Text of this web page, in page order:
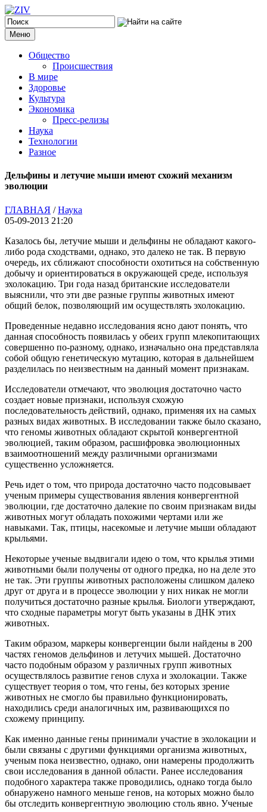
Меню
Общество
Происшествия
В мире
Здоровье
Культура
Экономика
Пресс-релизы
Наука
Технологии
Разное
Дельфины и летучие мыши имеют схожий механизм
эволюции
ГЛАВНАЯ /Наука
05-09-2013 21:20
Казалось бы, летучие мыши и дельфины не обладают какого-
либо рода сходствами, однако, это далеко не так. В первую
очередь, их сближают способности охотиться на собственную
добычу и ориентироваться в окружающей среде, используя
эхолокацию. Три года назад британские исследователи
выяснили, что эти две разные группы животных имеют
общий белок, позволяющий им осуществлять эхолокацию.
Проведенные недавно исследования ясно дают понять, что
данная способность появилась у обеих групп млекопитающих
совершенно по-разному, однако, изначально она представляла
собой общую генетическую мутацию, которая в дальнейшем
разделилась по неизвестным на данный момент признакам.
Исследователи отмечают, что эволюция достаточно часто
создает новые признаки, используя схожую
последовательность действий, однако, применяя их на самых
разных видах животных. В исследовании также было сказано,
что геномы животных обладают скрытой конвергентной
эволюцией, таким образом, расшифровка эволюционных
взаимоотношений между различными организмами
существенно усложняется.
Речь идет о том, что природа достаточно часто подсовывает
ученым примеры существования явления конвергентной
эволюции, где достаточно далекие по своим признакам виды
животных могут обладать похожими чертами или же
навыками. Так, птицы, насекомые и летучие мыши обладают
крыльями.
Некоторые ученые выдвигали идею о том, что крылья этими
животными были получены от одного предка, но на деле это
не так. Эти группы животных расположены слишком далеко
друг от друга и в процессе эволюции у них никак не могли
получиться достаточно разные крылья. Биологи утверждают,
что сходные параметры могут быть указаны в ДНК этих
животных.
Таким образом, маркеры конвергенции были найдены в 200
частях геномов дельфинов и летучих мышей. Достаточно
часто подобным образом у различных групп животных
осуществлялось развитие генов слуха и эхолокации. Также
существует теория о том, что гены, без которых зрение
животных не смогло бы правильно функционировать,
находились среди аналогичных им, развивающихся по
схожему принципу.
Как именно данные гены принимали участие в эхолокации и
были связаны с другими функциями организма животных,
ученым пока неизвестно, однако, они намерены продолжить
свои исследования в данной области. Ранее исследования
подобного характера также проводились, однако тогда было
обнаружено намного меньше генов, на которых можно было
бы отследить конвергентную эволюцию столь явно. Ученые